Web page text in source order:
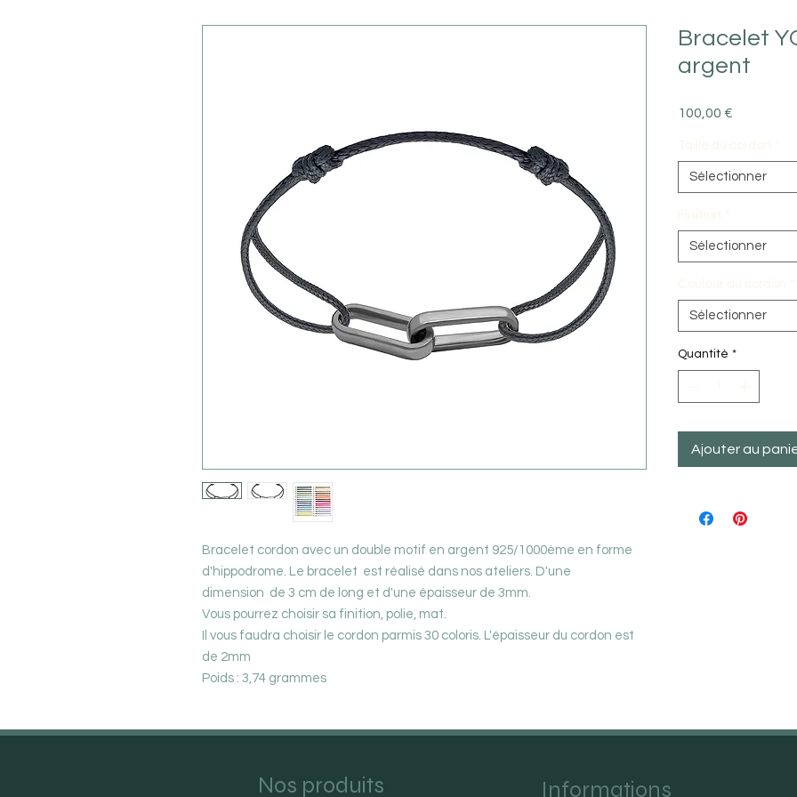
Bracelet cordon avec un double motif en argent 925/1000ème en forme
d'hippodrome. Le bracelet est réalisé dans nos ateliers. D'une
dimension de 3 cm de long et d'une épaisseur de 3mm.
Vous pourrez choisir sa finition, polie, mat.
Il vous faudra choisir le cordon parmis 30 coloris. L'épaisseur du cordon est
de 2mm
Poids : 3,74 grammes
Bracelet
argent
100,00 €
Sélectionner
Sélectionner
Sélectionner
Quantité *
Ajouter au
Nos produits Informations